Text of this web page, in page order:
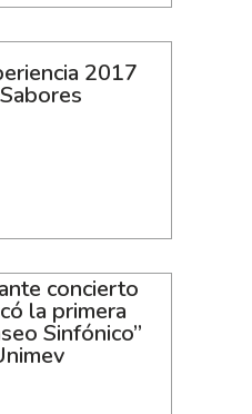
2017
concierto
la primera
Sinfónico”